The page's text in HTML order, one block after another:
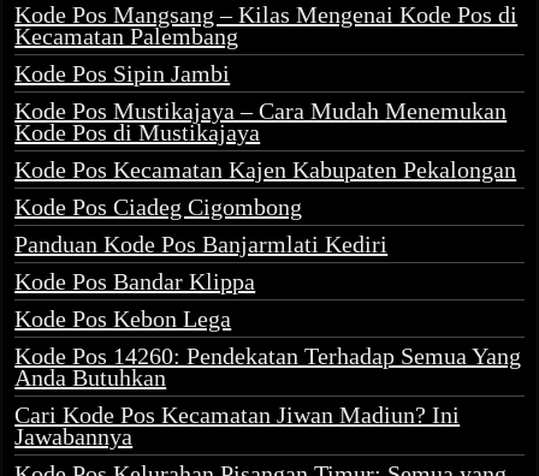
Kode Pos Mangsang – Kilas Mengenai Kode Pos di
Kecamatan Palembang
Kode Pos Sipin Jambi
Kode Pos Mustikajaya – Cara Mudah Menemukan
Kode Pos di Mustikajaya
Kode Pos Kecamatan Kajen Kabupaten Pekalongan
Kode Pos Ciadeg Cigombong
Panduan Kode Pos Banjarmlati Kediri
Kode Pos Bandar Klippa
Kode Pos Kebon Lega
Kode Pos 14260: Pendekatan Terhadap Semua Yang
Anda Butuhkan
Cari Kode Pos Kecamatan Jiwan Madiun? Ini
Jawabannya